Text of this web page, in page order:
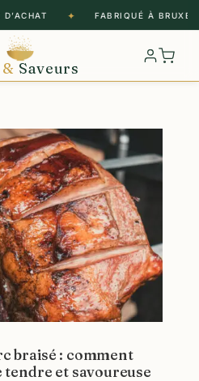
✦ FABRIQUÉ À
& Saveurs
braisé : comment
et savoureuse